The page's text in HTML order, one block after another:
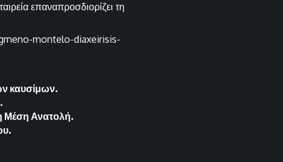
επαναπροσδιορίζει τη
montelo-diaxeirisis-
καυσίμων.
Μέση Ανατολή.